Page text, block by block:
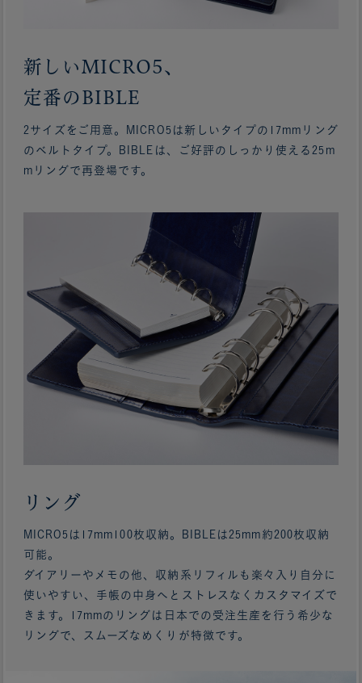
新しいMICRO5、
定番のBIBLE
2サイズをご用意。MICRO5は新しいタイプの17mmリング
のベルトタイプ。BIBLEは、ご好評のしっかり使える25m
mリングで再登場です。
リング
MICRO5は17mm100枚収納。BIBLEは25mm約200枚収納
可能。
ダイアリーやメモの他、収納系リフィルも楽々入り自分に
使いやすい、手帳の中身へとストレスなくカスタマイズで
きます。17mmのリングは日本での受注生産を行う希少な
リングで、スムーズなめくりが特徴です。